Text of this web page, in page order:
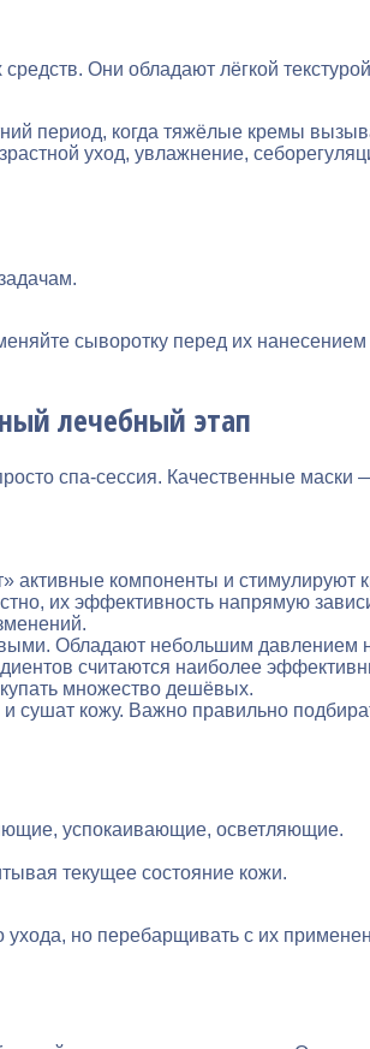
Они обладают лёгкой
период, когда тяжёлые кремы
уход, увлажнение,
сыворотку перед их
лечебный этап
спа-сессия. Качественные
активные компоненты и стимулируют
их эффективность напрямую
Обладают небольшим давлением
считаются наиболее
множество дешёвых.
и сушат кожу. Важно правильно
успокаивающие, осветляющие.
текущее состояние кожи.
ухода, но перебарщивать с их